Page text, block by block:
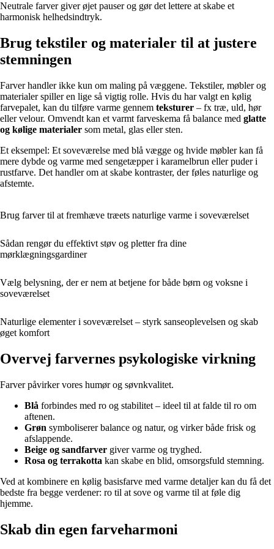
Neutrale farver giver øjet pauser og gør det lettere at skabe et
harmonisk helhedsindtryk.
Brug tekstiler og materialer til at justere
stemningen
Farver handler ikke kun om maling på væggene. Tekstiler, møbler og
materialer spiller en lige så vigtig rolle. Hvis du har valgt en kølig
farvepalet, kan du tilføre varme gennem teksturer – fx træ, uld, hør
eller velour. Omvendt kan et varmt farveskema få balance med glatte
og kølige materialer som metal, glas eller sten.
Et eksempel: Et soveværelse med blå vægge og hvide møbler kan få
mere dybde og varme med sengetæpper i karamelbrun eller puder i
rustfarve. Det handler om at skabe kontraster, der føles naturlige og
afstemte.
Brug farver til at fremhæve træets naturlige varme i soveværelset
Sådan rengør du effektivt støv og pletter fra dine
mørklægningsgardiner
Vælg belysning, der er nem at betjene for både børn og voksne i
soveværelset
Naturlige elementer i soveværelset – styrk sanseoplevelsen og skab
øget komfort
Overvej farvernes psykologiske virkning
Farver påvirker vores humør og søvnkvalitet.
Blå forbindes med ro og stabilitet – ideel til at falde til ro om
aftenen.
Grøn symboliserer balance og natur, og virker både frisk og
afslappende.
Beige og sandfarver giver varme og tryghed.
Rosa og terrakotta kan skabe en blid, omsorgsfuld stemning.
Ved at kombinere en kølig basisfarve med varme detaljer kan du få det
bedste fra begge verdener: ro til at sove og varme til at føle dig
hjemme.
Skab din egen farveharmoni